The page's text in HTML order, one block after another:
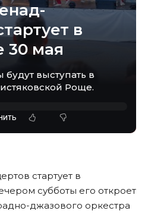
в
30 мая
выступать в
Роще.
стартует в
субботы его откроет
джазового оркестра